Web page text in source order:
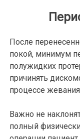
После
покой, минимум
полужидких
причинять
процессе
Важно не
полный